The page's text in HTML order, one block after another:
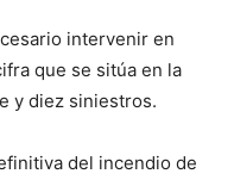
intervenir en
que se sitúa en la
y diez siniestros.
del incendio de